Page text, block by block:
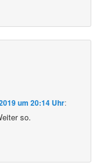
um 20:14 Uhr:
so.